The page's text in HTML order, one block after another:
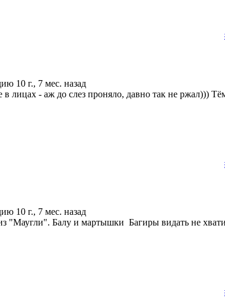
10 г., 7 мес. назад
в лицах - аж до слез проняло, давно так не ржал)))
10 г., 7 мес. назад
"Маугли". Балу и мартышки Багиры видать не